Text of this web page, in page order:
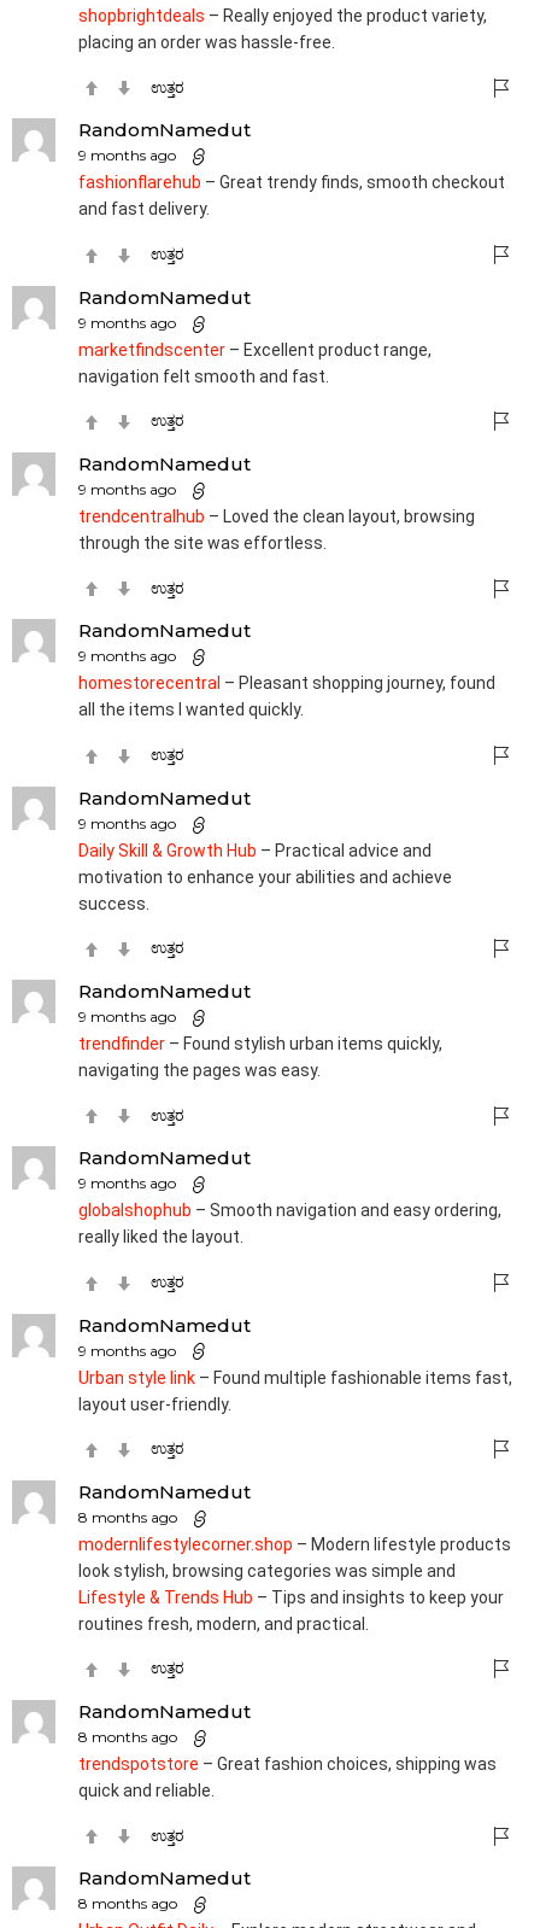
shopbrightdeals – Really enjoyed the product variety,
placing an order was hassle-free.
ಉತ್ತರ
RandomNamedut
9 months ago
fashionflarehub – Great trendy finds, smooth checkout
and fast delivery.
ಉತ್ತರ
RandomNamedut
9 months ago
marketfindscenter – Excellent product range,
navigation felt smooth and fast.
ಉತ್ತರ
RandomNamedut
9 months ago
trendcentralhub – Loved the clean layout, browsing
through the site was effortless.
ಉತ್ತರ
RandomNamedut
9 months ago
homestorecentral – Pleasant shopping journey, found
all the items I wanted quickly.
ಉತ್ತರ
RandomNamedut
9 months ago
Daily Skill & Growth Hub – Practical advice and
motivation to enhance your abilities and achieve
success.
ಉತ್ತರ
RandomNamedut
9 months ago
trendfinder – Found stylish urban items quickly,
navigating the pages was easy.
ಉತ್ತರ
RandomNamedut
9 months ago
globalshophub – Smooth navigation and easy ordering,
really liked the layout.
ಉತ್ತರ
RandomNamedut
9 months ago
Urban style link – Found multiple fashionable items fast,
layout user-friendly.
ಉತ್ತರ
RandomNamedut
8 months ago
modernlifestylecorner.shop – Modern lifestyle products
look stylish, browsing categories was simple and
Lifestyle & Trends Hub – Tips and insights to keep your
routines fresh, modern, and practical.
ಉತ್ತರ
RandomNamedut
8 months ago
trendspotstore – Great fashion choices, shipping was
quick and reliable.
ಉತ್ತರ
RandomNamedut
8 months ago